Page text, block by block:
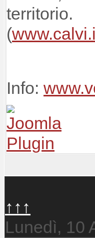
territorio.
(
Info:
↑↑↑
Lunedì, 10